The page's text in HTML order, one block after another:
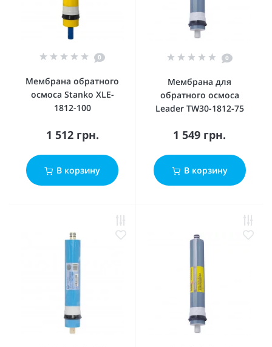
0
Мембрана обратного
осмоса Stanko XLE-
1812-100
1 512 грн.
В корзину
0
Мембрана для
обратного осмоса
Leader TW30-1812-75
1 549 грн.
В корзину